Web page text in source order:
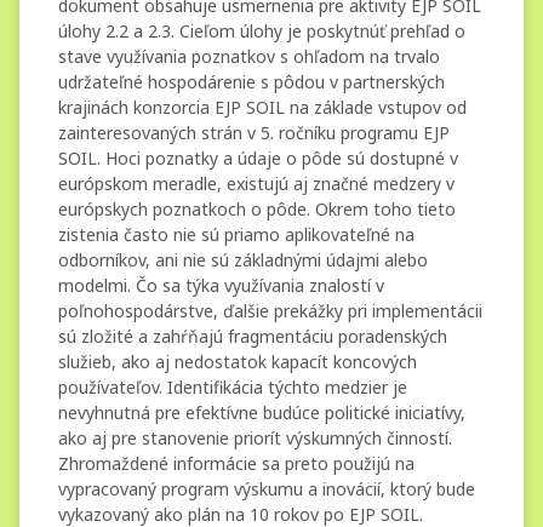
dokument obsahuje usmernenia pre aktivity EJP SOIL
úlohy 2.2 a 2.3. Cieľom úlohy je poskytnúť prehľad o
stave využívania poznatkov s ohľadom na trvalo
udržateľné hospodárenie s pôdou v partnerských
krajinách konzorcia EJP SOIL na základe vstupov od
zainteresovaných strán v 5. ročníku programu EJP
SOIL. Hoci poznatky a údaje o pôde sú dostupné v
európskom meradle, existujú aj značné medzery v
európskych poznatkoch o pôde. Okrem toho tieto
zistenia často nie sú priamo aplikovateľné na
odborníkov, ani nie sú základnými údajmi alebo
modelmi. Čo sa týka využívania znalostí v
poľnohospodárstve, ďalšie prekážky pri implementácii
sú zložité a zahŕňajú fragmentáciu poradenských
služieb, ako aj nedostatok kapacít koncových
používateľov. Identifikácia týchto medzier je
nevyhnutná pre efektívne budúce politické iniciatívy,
ako aj pre stanovenie priorít výskumných činností.
Zhromaždené informácie sa preto použijú na
vypracovaný program výskumu a inovácií, ktorý bude
vykazovaný ako plán na 10 rokov po EJP SOIL.